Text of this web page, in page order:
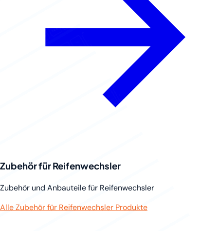
Zubehör für Reifenwechsler
Zubehör und Anbauteile für Reifenwechsler
Alle Zubehör für Reifenwechsler Produkte